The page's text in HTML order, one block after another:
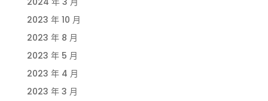
2023 年 10 月
2023 年 8 月
2023 年 5 月
2023 年 4 月
2023 年 3 月